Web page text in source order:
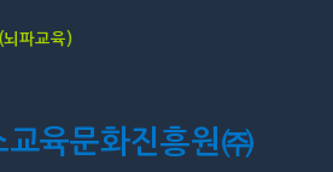
파교육)
교육문화진흥원㈜